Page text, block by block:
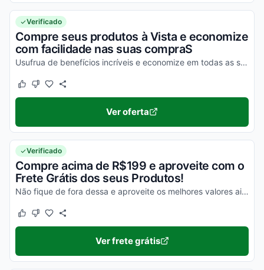
Verificado
Compre seus produtos à Vista e economize
com facilidade nas suas compraS
Usufrua de benefícios incríveis e economize em todas as suas compras ainda hoje!
Este cupom funcionou
Este cupom não funcionou
Ver oferta
Verificado
Compre acima de R$199 e aproveite com o
Frete Grátis dos seus Produtos!
Não fique de fora dessa e aproveite os melhores valores ainda hoje!
Este cupom funcionou
Este cupom não funcionou
Ver frete grátis